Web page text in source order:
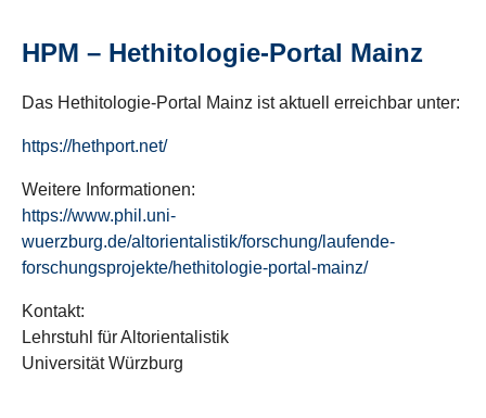
HPM – Hethitologie-Portal Mainz
Das Hethitologie-Portal Mainz ist aktuell erreichbar unter:
https://hethport.net/
Weitere Informationen:
https://www.phil.uni-
wuerzburg.de/altorientalistik/forschung/laufende-
forschungsprojekte/hethitologie-portal-mainz/
Kontakt:
Lehrstuhl für Altorientalistik
Universität Würzburg